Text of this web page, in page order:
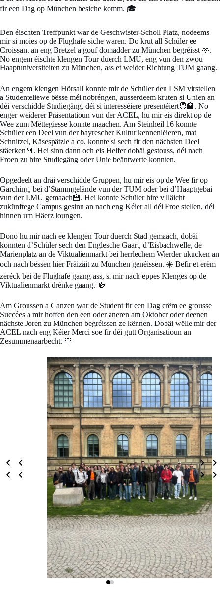
fir een Dag op München besiche komm. 🎓
Den éischten Treffpunkt war de Geschwister-Scholl Platz, nodeems
mir si moies op de Flughafe siche waren. Do krut all Schüler ee
Croissant an eng Bretzel a gouf domadder zu München begréisst 🥨.
No engem éischte klengen Tour duerch LMU, eng vun den zwou
Haaptuniversitéiten zu München, ass et weider Richtung TUM gaang.
An engem klengen Hörsall konnte mir de Schüler den LSM virstellen
a Studenteliewe bësse méi nobréngen, ausserdeem kruten si Unien an
déi verschidde Studiegäng, déi si interesséiere presentéiert🧑‍🏫. No
enger weiderer Präsentatioun vun der ACEL, hu mir eis direkt op de
Wee zum Mëttegiesse konnte maachen. Am Steinheil 16 konnte
Schüler een Deel vun der bayrescher Kultur kennenléieren, mat
Schnitzel, Käsespätzle a co. konnte si sech fir den nächsten Deel
stäerken🍴. Hei sinn dann och eis Helfer dobäi gestouss, déi nach
Froen zu hire Studiegäng oder Unie beäntwerte konnten.
Opgedeelt an dräi verschidde Gruppen, hu mir eis op de Wee fir op
Garching, bei d’Stammgelände vun der TUM oder bei d’Haaptgebai
vun der LMU gemaach🏫. Hei konnte Schüler hire villäicht
zukünftege Campus gesinn an nach eng Kéier all déi Froe stellen, déi
hinnen um Häerz loungen.
Dono hu mir nach ee klengen Tour duerch Stad gemaach, dobäi
konnten d’Schüler sech den Englesche Gaart, d’Eisbachwelle, de
Marienplatz an de Viktualienmarkt bei herrlechem Wierder ukucken an
och nach bëssen hier Fräizäit zu München genéissen. ☀️ Befir et erëm
zeréck bei de Flughafe gaang ass, si mir nach eppes Klenges op de
Viktualienmarkt drénke gaang. 🍻
Am Groussen a Ganzen war de Student fir een Dag erëm ee grousse
Succées a mir hoffen den een oder aneren am Oktober oder deenen
nächste Joren zu München begréissen ze kënnen. Dobäi wëlle mir der
ACEL nach eng Kéier Merci soe fir déi gutt Organisatioun an
Zesummenaarbecht. 💙